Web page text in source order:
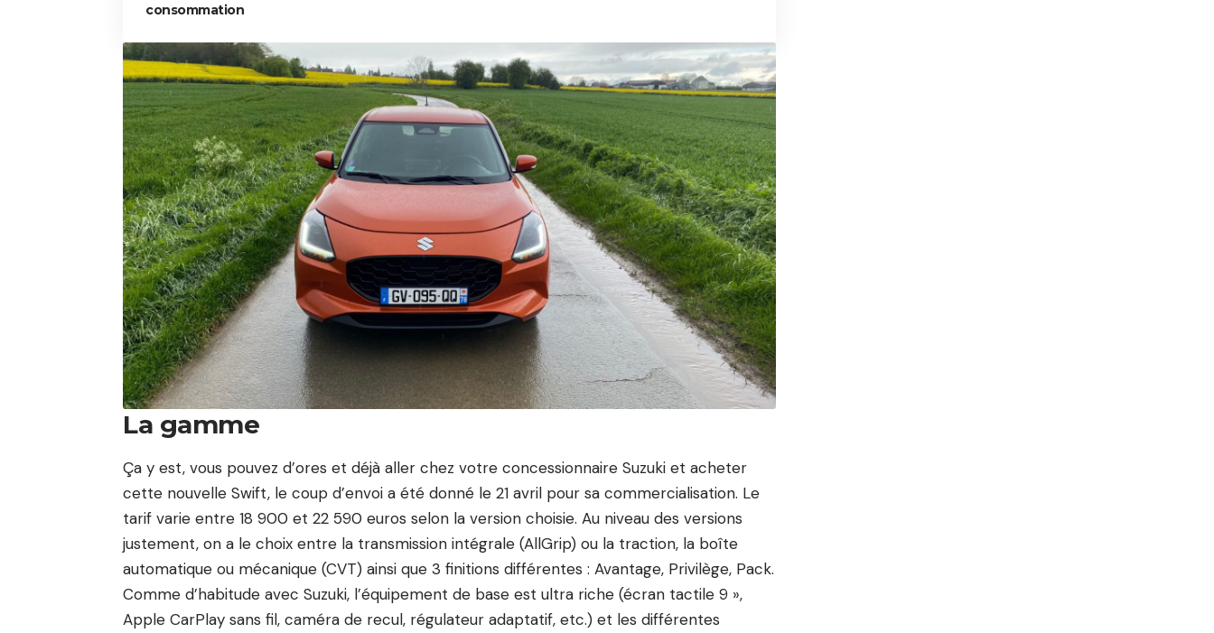
consommation
La gamme
Ça y est, vous pouvez d’ores et déjà aller chez votre concessionnaire Suzuki et acheter
cette nouvelle Swift, le coup d’envoi a été donné le 21 avril pour sa commercialisation. Le
tarif varie entre 18 900 et 22 590 euros selon la version choisie. Au niveau des versions
justement, on a le choix entre la transmission intégrale (AllGrip) ou la traction, la boîte
automatique ou mécanique (CVT) ainsi que 3 finitions différentes : Avantage, Privilège, Pack.
Comme d’habitude avec Suzuki, l’équipement de base est ultra riche (écran tactile 9 »,
Apple CarPlay sans fil, caméra de recul, régulateur adaptatif, etc.) et les différentes